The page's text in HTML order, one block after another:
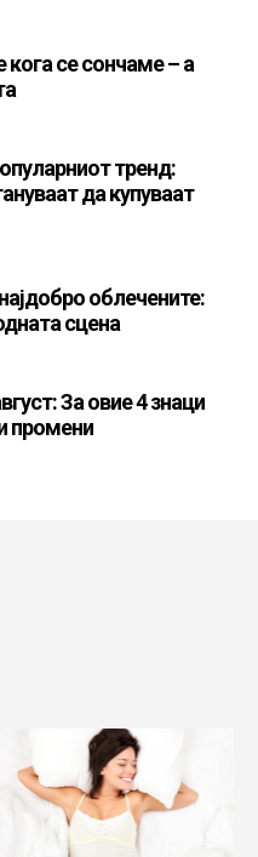
се сончаме – а
тренд:
да купуваат
облечените:
сцена
За овие 4 знаци
промени